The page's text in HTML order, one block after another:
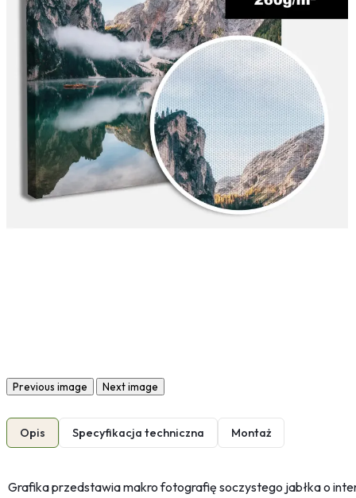
Previous image Next image
Opis Specyfikacja techniczna Montaż
Grafika przedstawia makro fotografię soczystego jabłka o